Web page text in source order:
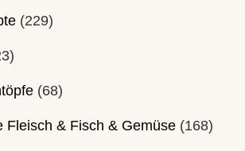
(229)
(68)
Fleisch & Fisch & Gemüse (168)